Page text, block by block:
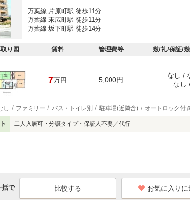
万葉線 片原町駅 徒歩11分
万葉線 末広町駅 徒歩11分
万葉線 坂下町駅 徒歩14分
り図 賃料 管理費等 敷/礼/保証/
7万円 5,000円
なし /
なし
し ファミリー バス・トイレ別 駐車場(近隣含) オートロック付き
二人入居可・分譲タイプ・保証人不要／代行
括で お気に入りに